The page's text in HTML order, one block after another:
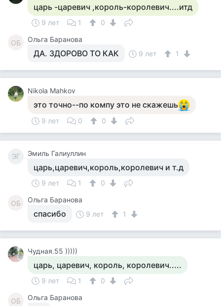
царь -царевич ,король-королевич....итд
9 лет 1 0
ОБ Ольга Баранова
ДА. ЗДОРОВО ТО КАК 9 лет 1
Nikola Mahkov
это точно--по компу это не скажешь
9 лет 0 0
ЭГ Эмиль Галиуллин
царь,царевич,король,королевич и т.д
9 лет 1 0
ОБ Ольга Баранова
спасибо 9 лет 1
Чудная.55 )))))
царь, царевич, король, королевич.....
9 лет 1 0
ОБ Ольга Баранова